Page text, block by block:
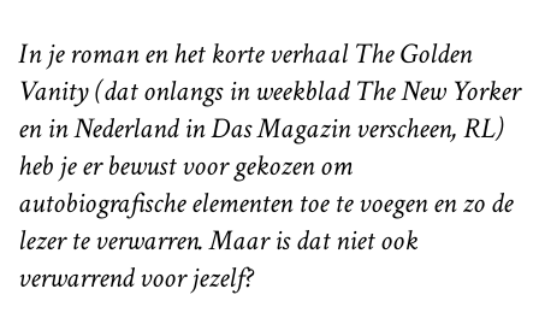
In je roman en het korte verhaalThe Golden
Vanity(dat onlangs in weekbladThe New Yorker
en in Nederland inDas Magazinverscheen, RL)
heb je er bewust voor gekozen om
autobiografische elementen toe te voegen en zo de
lezer te verwarren. Maar is dat niet ook
verwarrend voor jezelf?